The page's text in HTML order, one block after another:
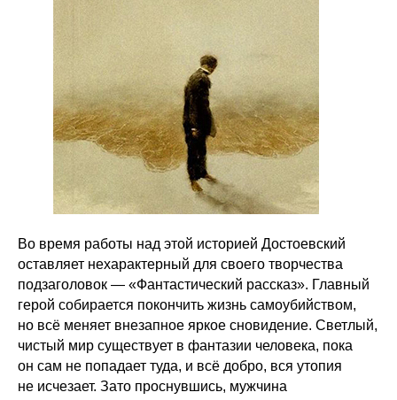
Во время работы над этой историей Достоевский
оставляет нехарактерный для своего творчества
подзаголовок — «Фантастический рассказ». Главный
герой собирается покончить жизнь самоубийством,
но всё меняет внезапное яркое сновидение. Светлый,
чистый мир существует в фантазии человека, пока
он сам не попадает туда, и всё добро, вся утопия
не исчезает. Зато проснувшись, мужчина